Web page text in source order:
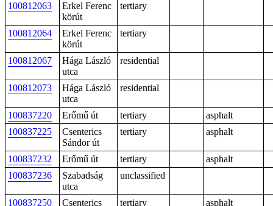
100812063
Erkel Ferenc
körút
tertiary
100812064
Erkel Ferenc
körút
tertiary
100812067
Hága László
utca
residential
100812073
Hága László
utca
residential
100837220 Erőmű út tertiary
asphalt
100837225
Csenterics
Sándor út
tertiary asphalt
100837232 Erőmű út tertiary
asphalt
100837236
Szabadság
utca
unclassified
100837250
Csenterics
tertiary asphalt